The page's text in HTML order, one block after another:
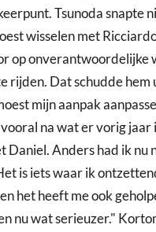
Tsunoda snapte
wisselen met
op onverantwoordelijke
rijden. Dat schudde
mijn aanpak
na wat er vorig jaar
Daniel. Anders had ik nu
is iets waar ik
het heeft me ook
nu wat serieuzer."